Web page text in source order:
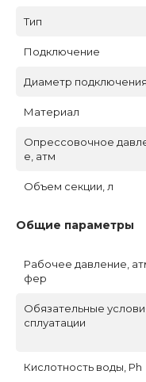
Тип
Подключение
Диаметр подключения
Материал
Опрессовочное
е, атм
Объем секции, л
Общие параметры
Рабочее давление,
фер
Обязательные
сплуатации
Кислотность воды, Ph